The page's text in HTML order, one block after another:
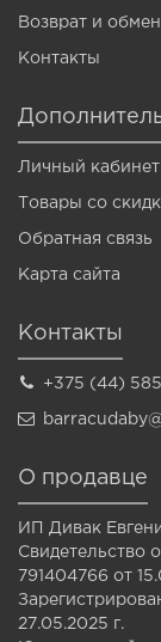
Возврат и обмен
Контакты
Личный кабинет
Товары со
Обратная связь
Карта сайта
Контакты
+375 (44)
О продавце
ИП Дивак
Свидетельство
791404766 от
27.05.2025 г.